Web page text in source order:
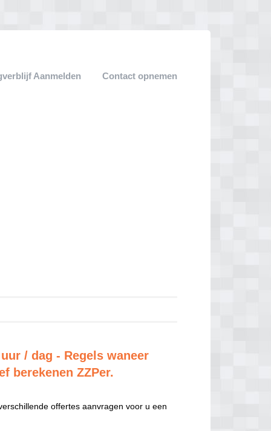
Aanmelden Contact opnemen
/ dag - Regels waneer
berekenen ZZPer.
offertes aanvragen voor u een